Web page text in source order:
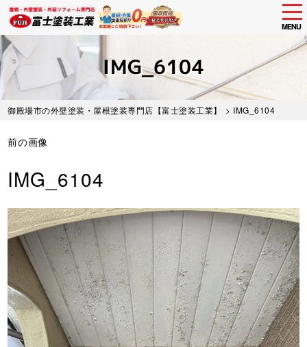
Skip
to
main
content
MENU
IMG_6104
御殿場市の外壁塗装・屋根塗装専門店【富士塗装工業】 > IMG_6104
前の画像
IMG_6104